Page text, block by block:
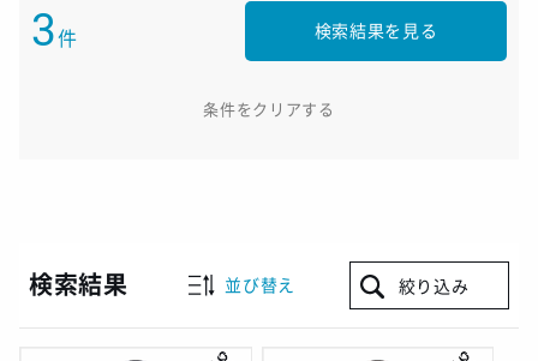
3件 検索結果を見る
条件をクリアする
検索結果 並び替え 絞り込み